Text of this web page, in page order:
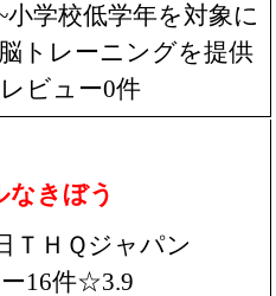
学校低学年を対象に
トレーニングを提供
ビュー0件
なきぼう
ＴＨＱジャパン
16件☆3.9